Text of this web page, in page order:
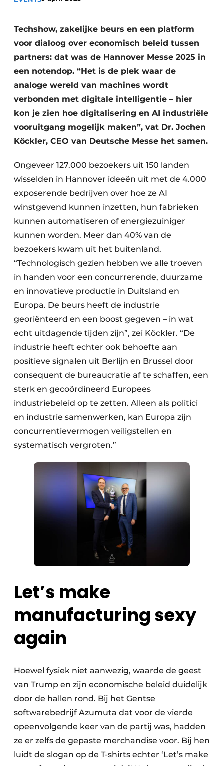
Vacature aanmelden
Vacatures
Video’s
Techshow, zakelijke beurs en een platform
voor dialoog over economisch beleid tussen
partners: dat was de Hannover Messe 2025 in
een notendop. “Het is de plek waar de
analoge wereld van machines wordt
verbonden met digitale intelligentie – hier
kon je zien hoe digitalisering en AI industriële
vooruitgang mogelijk maken”, vat Dr. Jochen
Köckler, CEO van Deutsche Messe het samen.
Ongeveer 127.000 bezoekers uit 150 landen
wisselden in Hannover ideeën uit met de 4.000
exposerende bedrijven over hoe ze AI
winstgevend kunnen inzetten, hun fabrieken
kunnen automatiseren of energiezuiniger
kunnen worden. Meer dan 40% van de
bezoekers kwam uit het buitenland.
“Technologisch gezien hebben we alle troeven
in handen voor een concurrerende, duurzame
en innovatieve productie in Duitsland en
Europa. De beurs heeft de industrie
georiënteerd en een boost gegeven – in wat
echt uitdagende tijden zijn”, zei Köckler. “De
industrie heeft echter ook behoefte aan
positieve signalen uit Berlijn en Brussel door
consequent de bureaucratie af te schaffen, een
sterk en gecoördineerd Europees
industriebeleid op te zetten. Alleen als politici
en industrie samenwerken, kan Europa zijn
concurrentievermogen veiligstellen en
systematisch vergroten.”
Let’s make
manufacturing sexy
again
Hoewel fysiek niet aanwezig, waarde de geest
van Trump en zijn economische beleid duidelijk
door de hallen rond. Bij het Gentse
softwarebedrijf Azumuta dat voor de vierde
opeenvolgende keer van de partij was, hadden
ze er zelfs de gepaste merchandise voor. Bij hen
luidt de slogan op de T-shirts echter ‘Let’s make